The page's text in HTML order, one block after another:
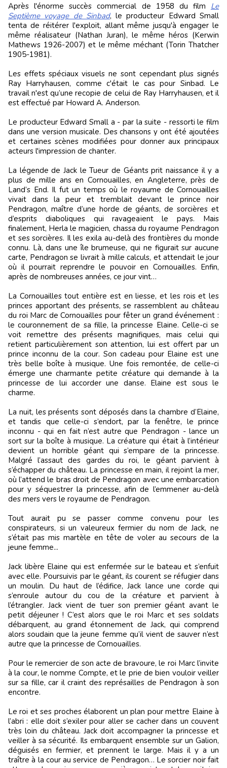
Après l'énorme succès commercial de 1958 du film Le
Septième voyage de Sinbad, le producteur Edward Small
tenta de réitérer l'exploit, allant même jusqu'à engager le
même réalisateur (Nathan Juran), le même héros (Kerwin
Mathews 1926-2007) et le même méchant (Torin Thatcher
1905-1981).
Les effets spéciaux visuels ne sont cependant plus signés
Ray Harryhausen, comme c'était le cas pour Sinbad. Le
travail n'est qu’une recopie de celui de Ray Harryhausen, et il
est effectué par Howard A. Anderson.
Le producteur Edward Small a - par la suite - ressorti le film
dans une version musicale. Des chansons y ont été ajoutées
et certaines scènes modifiées pour donner aux principaux
acteurs l'impression de chanter.
La légende de Jack le Tueur de Géants prit naissance il y a
plus de mille ans en Cornouailles, en Angleterre, près de
Land’s End. Il fut un temps où le royaume de Cornouailles
vivait dans la peur et tremblait devant le prince noir
Pendragon, maître d’une horde de géants, de sorcières et
d’esprits diaboliques qui ravageaient le pays. Mais
finalement, Herla le magicien, chassa du royaume Pendragon
et ses sorcières. Il les exila au-delà des frontières du monde
connu. Là, dans une île brumeuse, qui ne figurait sur aucune
carte, Pendragon se livrait à mille calculs, et attendait le jour
où il pourrait reprendre le pouvoir en Cornouailles. Enfin,
après de nombreuses années, ce jour vint…
La Cornouailles tout entière est en liesse, et les rois et les
princes apportant des présents, se rassemblent au château
du roi Marc de Cornouailles pour fêter un grand événement :
le couronnement de sa fille, la princesse Elaine. Celle-ci se
voit remettre des présents magnifiques, mais celui qui
retient particulièrement son attention, lui est offert par un
prince inconnu de la cour. Son cadeau pour Elaine est une
très belle boîte à musique. Une fois remontée, de celle-ci
émerge une charmante petite créature qui demande à la
princesse de lui accorder une danse. Elaine est sous le
charme.
La nuit, les présents sont déposés dans la chambre d’Elaine,
et tandis que celle-ci s’endort, par la fenêtre, le prince
inconnu - qui en fait n’est autre que Pendragon - lance un
sort sur la boîte à musique. La créature qui était à l’intérieur
devient un horrible géant qui s’empare de la princesse.
Malgré l’assaut des gardes du roi, le géant parvient à
s’échapper du château. La princesse en main, il rejoint la mer,
où l’attend le bras droit de Pendragon avec une embarcation
pour y séquestrer la princesse, afin de l’emmener au-delà
des mers vers le royaume de Pendragon.
Tout aurait pu se passer comme convenu pour les
conspirateurs, si un valeureux fermier du nom de Jack, ne
s’était pas mis martèle en tête de voler au secours de la
jeune femme...
Jack libère Elaine qui est enfermée sur le bateau et s’enfuit
avec elle. Poursuivis par le géant, ils courent se réfugier dans
un moulin. Du haut de l’édifice, Jack lance une corde qui
s’enroule autour du cou de la créature et parvient à
l’étrangler. Jack vient de tuer son premier géant avant le
petit déjeuner ! C’est alors que le roi Marc et ses soldats
débarquent, au grand étonnement de Jack, qui comprend
alors soudain que la jeune femme qu’il vient de sauver n’est
autre que la princesse de Cornouailles.
Pour le remercier de son acte de bravoure, le roi Marc l’invite
à la cour, le nomme Compte, et le prie de bien vouloir veiller
sur sa fille, car il craint des représailles de Pendragon à son
encontre.
Le roi et ses proches élaborent un plan pour mettre Elaine à
l’abri : elle doit s’exiler pour aller se cacher dans un couvent
très loin du château. Jack doit accompagner la princesse et
veiller à sa sécurité. Ils embarquent ensemble sur un Galion,
déguisés en fermier, et prennent le large. Mais il y a un
traître à la cour au service de Pendragon… Le sorcier noir fait